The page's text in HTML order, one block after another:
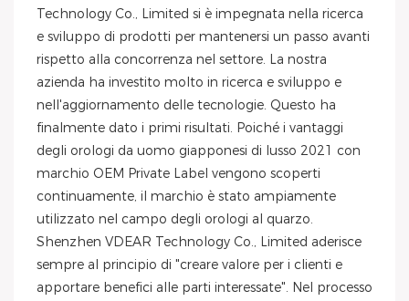
Technology Co., Limited si è impegnata nella ricerca
e sviluppo di prodotti per mantenersi un passo avanti
rispetto alla concorrenza nel settore. La nostra
azienda ha investito molto in ricerca e sviluppo e
nell'aggiornamento delle tecnologie. Questo ha
finalmente dato i primi risultati. Poiché i vantaggi
degli orologi da uomo giapponesi di lusso 2021 con
marchio OEM Private Label vengono scoperti
continuamente, il marchio è stato ampiamente
utilizzato nel campo degli orologi al quarzo.
Shenzhen VDEAR Technology Co., Limited aderisce
sempre al principio di "creare valore per i clienti e
apportare benefici alle parti interessate". Nel processo